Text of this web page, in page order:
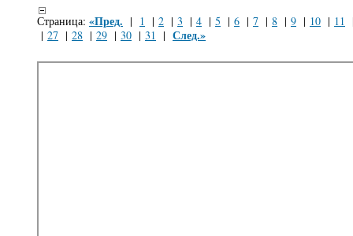
Страница: «Пред. | 1 | 2 | 3 | 4 | 5 | 6 | 7 | 8 | 9 | 10 | 11
| 27 | 28 | 29 | 30 | 31 | След.»